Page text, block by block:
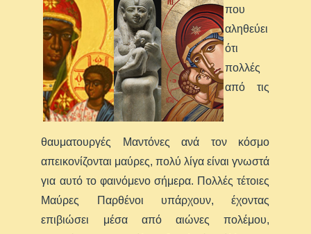
που
αληθεύει
ότι
πολλές
από τις
θαυματουργές Μαντόνες ανά τον κόσμο
απεικονίζονται μαύρες, πολύ λίγα είναι γνωστά
για αυτό το φαινόμενο σήμερα. Πολλές τέτοιες
Μαύρες Παρθένοι υπάρχουν, έχοντας
επιβιώσει μέσα από αιώνες πολέμου,